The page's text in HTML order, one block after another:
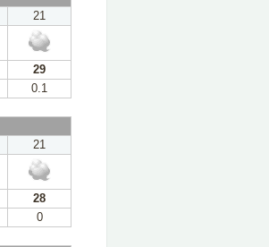
21
29
0.1
21
28
0